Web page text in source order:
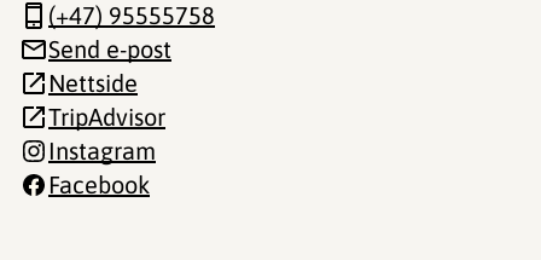
(+47) 95555758
Send e-post
Nettside
TripAdvisor
Instagram
Facebook